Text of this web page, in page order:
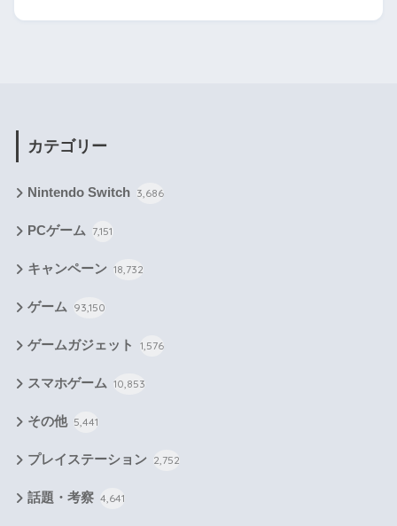
カテゴリー
Nintendo Switch 3,686
PCゲーム 7,151
キャンペーン 18,732
ゲーム 93,150
ゲームガジェット 1,576
スマホゲーム 10,853
その他 5,441
プレイステーション 2,752
話題・考察 4,641